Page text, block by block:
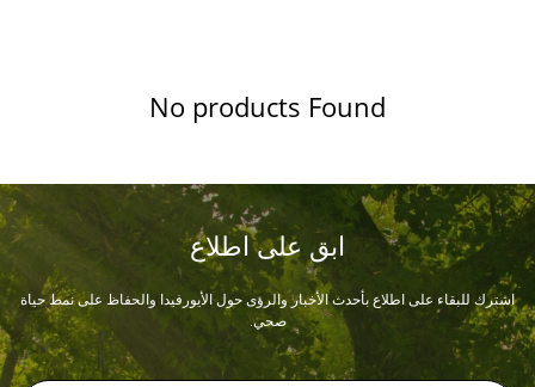
No products Found
ابق على اطلاع
اشترك للبقاء على اطلاع بأحدث الأخبار والرؤى حول الأيورفيدا والحفاظ على نمط حياة
صحي.